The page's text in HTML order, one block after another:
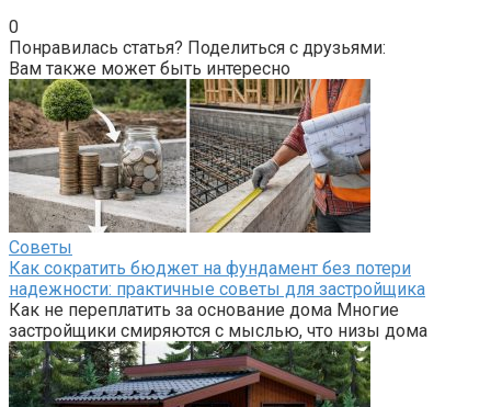
0
Понравилась статья? Поделиться с друзьями:
Вам также может быть интересно
Советы
Как сократить бюджет на фундамент без потери
надежности: практичные советы для застройщика
Как не переплатить за основание дома Многие
застройщики смиряются с мыслью, что низы дома